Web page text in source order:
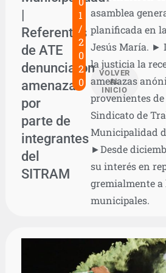
|
Referentes
de ATE
denunciaron
amenazas
por
parte de
integrantes
del
SITRAM
1
/
2
0
2
0
VOLVER
AL
INICIO
asamblea
planificada en
Jesús María. ►
la justicia la
amenazas
provenientes
Sindicato de
Municipalidad
►Desde
su interés en
gremialmente a
municipales.